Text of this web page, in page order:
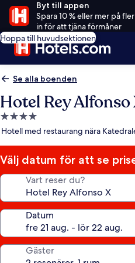
Byt till appen
Spara 10 % eller mer på
in för att tjäna förmåner
Hoppa till huvudsektionen
Se alla boenden
Hotel Rey Alfonso
4.0-
stjärnigt
Hotell med restaurang nära
Välj datum för att se
Vart reser du?
Datum
Gäster